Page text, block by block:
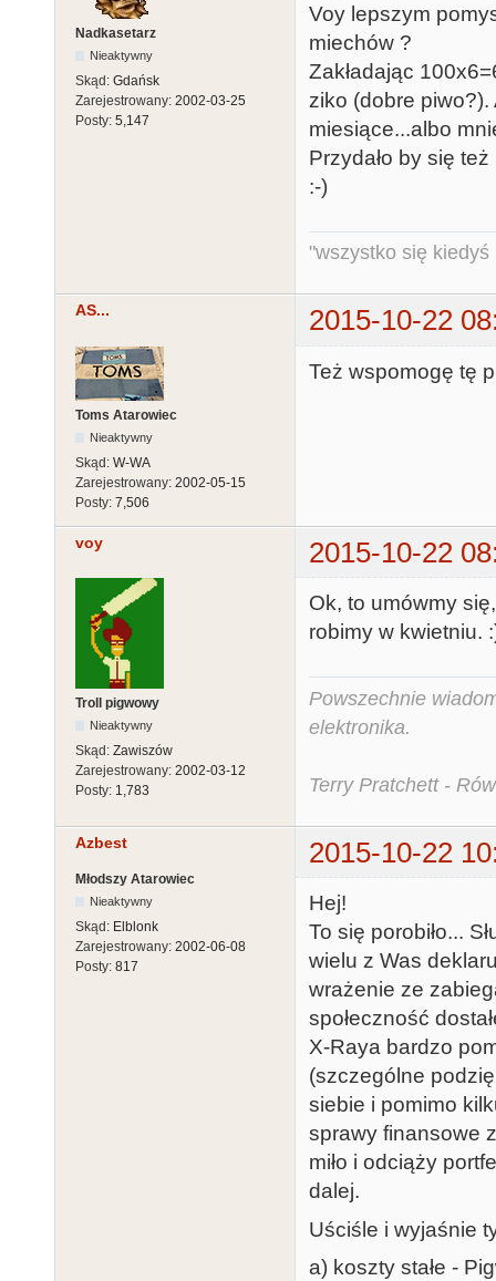
Nadkasetarz
Nieaktywny
Skąd: Gdańsk
Zarejestrowany: 2002-03-25
Posty: 5,147
Voy lepszym
miechów ?
Zakładając
ziko (dobre
miesiące...albo
Przydało by się
:-)
"wszystko się kiedyś
AS... 2015-10-22
Toms Atarowiec
Nieaktywny
Skąd: W-WA
Zarejestrowany: 2002-05-15
Posty: 7,506
Też wspomogę tę
voy 2015-10-22
Troll pigwowy
Nieaktywny
Skąd: Zawiszów
Zarejestrowany: 2002-03-12
Posty: 1,783
Ok, to umówmy
robimy w kwietniu.
Powszechnie
elektronika.
Terry Pratchett -
Azbest 2015-10-22
Młodszy Atarowiec
Nieaktywny
Skąd: Elblonk
Zarejestrowany: 2002-06-08
Posty: 817
Hej!
To się porobiło...
wielu z Was
wrażenie ze
społeczność
X-Raya bardzo
(szczególne
siebie i pomimo
sprawy finansowe
miło i odciąży
dalej.
Uściśle i wyjaśnie
a) koszty stałe -